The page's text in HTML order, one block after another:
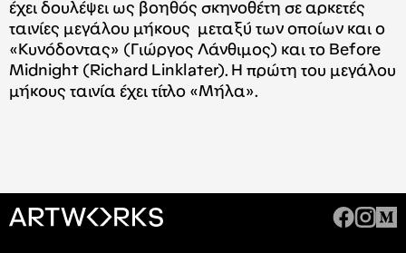
έχει δουλέψει ως βοηθός σκηνοθέτη σε αρκετές
ταινίες μεγάλου μήκους μεταξύ των οποίων και ο
«Κυνόδοντας» (Γιώργος Λάνθιμος) και το Before
Midnight (Richard Linklater). Η πρώτη του μεγάλου
μήκους ταινία έχει τίτλο «Μήλα».